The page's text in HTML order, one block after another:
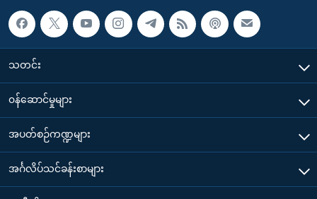
သတင်း
၀န်ဆောင်မှုများ
အပတ်စဉ်ကဏ္ဍများ
အင်္ဂလိပ်သင်ခန်းစာများ